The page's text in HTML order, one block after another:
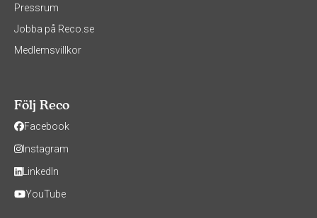
Pressrum
Jobba på Reco.se
Medlemsvillkor
Följ Reco
Facebook
Instagram
LinkedIn
YouTube